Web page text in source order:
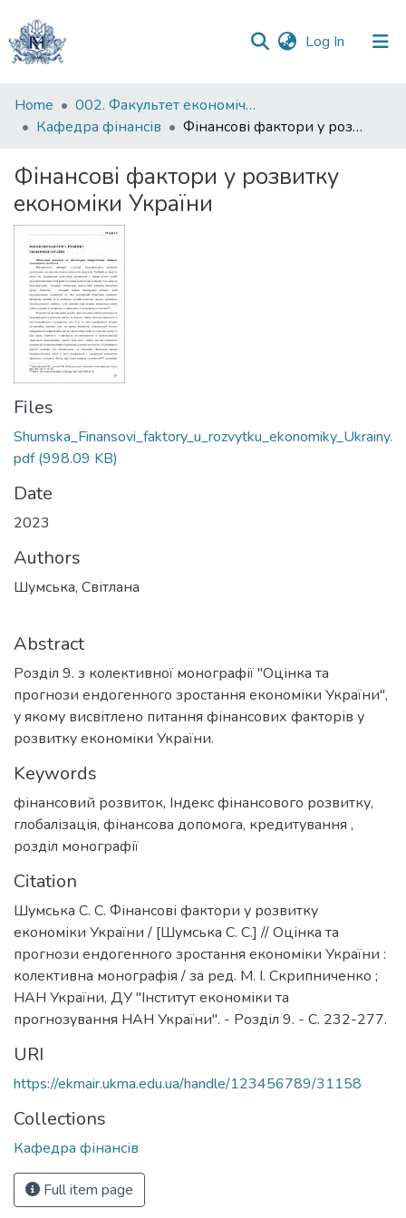
Log In (current)
Communities
&
All of DSpace
Statistics
Home
002. Факультет економічних наук
Кафедра фінансів
Фінансові фактори у розвитку економіки України
Фінансові фактори у розвитку
економіки України
Files
Shumska_Finansovi_faktory_u_rozvytku_ekonomiky_Ukrainy.
pdf(998.09 KB)
Date
2023
Authors
Шумська, Світлана
Abstract
Розділ 9. з колективної монографії "Оцінка та
прогнози ендогенного зростання економіки України",
у якому висвітлено питання фінансових факторів у
розвитку економіки України.
Keywords
фінансовий розвиток, Індекс фінансового розвитку,
глобалізація, фінансова допомога, кредитування ,
розділ монографії
Citation
Шумська С. С. Фінансові фактори у розвитку
економіки України / [Шумська С. С.] // Оцінка та
прогнози ендогенного зростання економіки України :
колективна монографія / за ред. М. І. Скрипниченко ;
НАН України, ДУ "Інститут економіки та
прогнозування НАН України". - Розділ 9. - С. 232-277.
URI
https://ekmair.ukma.edu.ua/handle/123456789/31158
Collections
Кафедра фінансів
Full item page